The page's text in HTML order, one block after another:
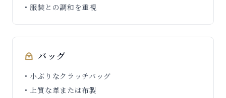
• 服装との調和を重視
バッグ
• 小ぶりなクラッチバッグ
• 上質な革または布製